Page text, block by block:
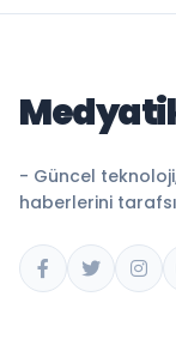
- Güncel
haberlerini